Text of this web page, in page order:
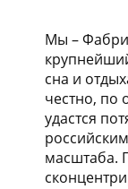
Мы –
сна и
честно, по
удастся
масштаба.